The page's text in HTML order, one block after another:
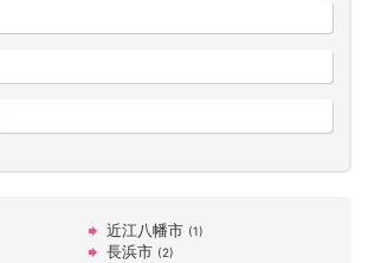
近江八幡市 (1)
長浜市 (2)